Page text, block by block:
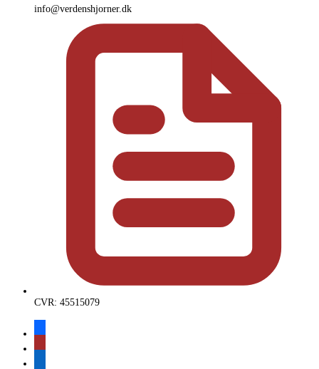
info@verdenshjorner.dk
CVR: 45515079